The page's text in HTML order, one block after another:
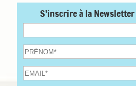
S'inscrire à la